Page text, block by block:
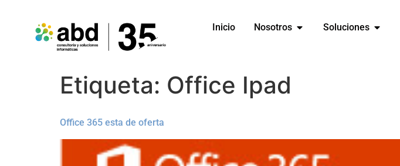
Inicio Nosotros Soluciones
Etiqueta: Office Ipad
Office 365 esta de oferta